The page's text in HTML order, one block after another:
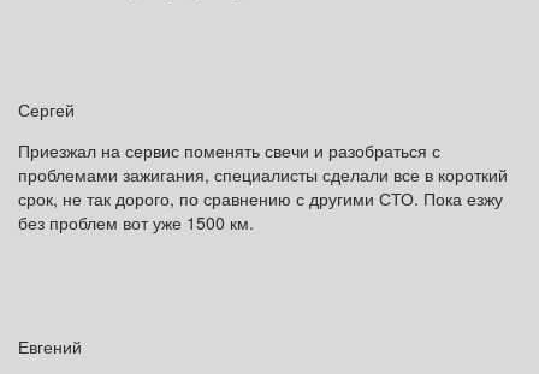
Сергей
Приезжал на сервис поменять свечи и разобраться с
проблемами зажигания, специалисты сделали все в короткий
срок, не так дорого, по сравнению с другими СТО. Пока езжу
без проблем вот уже 1500 км.
Евгений